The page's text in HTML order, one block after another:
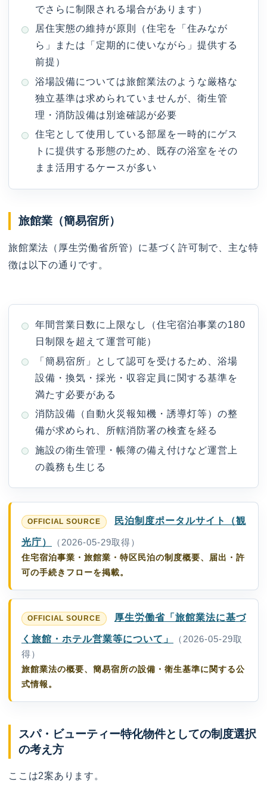
でさらに制限される場合があります）
居住実態の維持が原則（住宅を「住みなが
ら」または「定期的に使いながら」提供する
前提）
浴場設備については旅館業法のような厳格な
独立基準は求められていませんが、衛生管
理・消防設備は別途確認が必要
住宅として使用している部屋を一時的にゲス
トに提供する形態のため、既存の浴室をその
まま活用するケースが多い
旅館業（簡易宿所）
旅館業法（厚生労働省所管）に基づく許可制で、主な特
徴は以下の通りです。
年間営業日数に上限なし（住宅宿泊事業の180
日制限を超えて運営可能）
「簡易宿所」として認可を受けるため、浴場
設備・換気・採光・収容定員に関する基準を
満たす必要がある
消防設備（自動火災報知機・誘導灯等）の整
備が求められ、所轄消防署の検査を経る
施設の衛生管理・帳簿の備え付けなど運営上
の義務も生じる
民泊制度ポータルサイト（観
光庁）
（2026-05-29取得）
住宅宿泊事業・旅館業・特区民泊の制度概要、届出・許
可の手続きフローを掲載。
厚生労働省「旅館業法に基づ
く旅館・ホテル営業等について」
（2026-05-29取
得）
旅館業法の概要、簡易宿所の設備・衛生基準に関する公
式情報。
スパ・ビューティー特化物件としての制度選択
の考え方
ここは2案あります。